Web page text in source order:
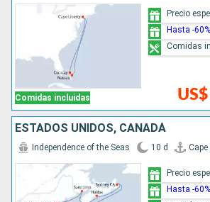
Comidas incluidas
Precio
Hasta -
Comidas
ESTADOS UNIDOS, CANADÁ
Independence of the Seas 10 d
Precio
Hasta -